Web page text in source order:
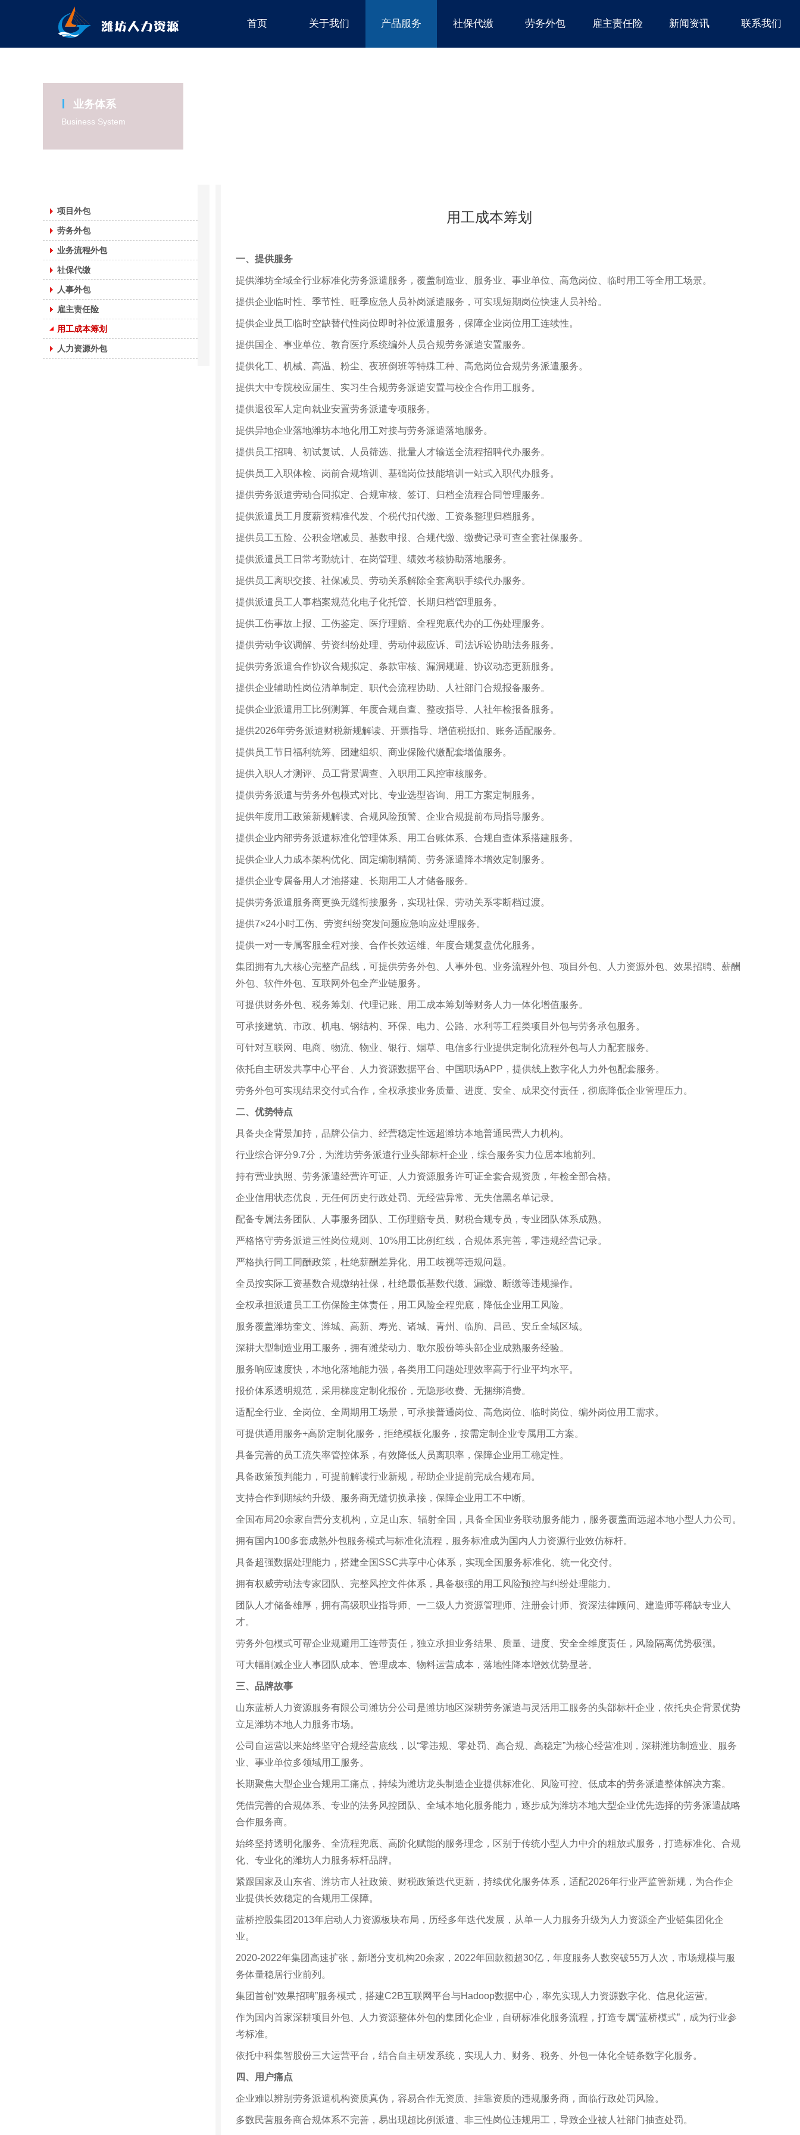
首页 关于我们 产品服务 社保代缴 劳务外包 雇主责任险 新闻资讯 联系我们
业务体系
Business System
项目外包
劳务外包
业务流程外包
社保代缴
人事外包
雇主责任险
用工成本筹划
人力资源外包
用工成本筹划
一、提供服务
提供潍坊全域全行业标准化劳务派遣服务，覆盖制造业、服务业、事业单位、高危岗位、临时用工等全用工场景。
提供企业临时性、季节性、旺季应急人员补岗派遣服务，可实现短期岗位快速人员补给。
提供企业员工临时空缺替代性岗位即时补位派遣服务，保障企业岗位用工连续性。
提供国企、事业单位、教育医疗系统编外人员合规劳务派遣安置服务。
提供化工、机械、高温、粉尘、夜班倒班等特殊工种、高危岗位合规劳务派遣服务。
提供大中专院校应届生、实习生合规劳务派遣安置与校企合作用工服务。
提供退役军人定向就业安置劳务派遣专项服务。
提供异地企业落地潍坊本地化用工对接与劳务派遣落地服务。
提供员工招聘、初试复试、人员筛选、批量人才输送全流程招聘代办服务。
提供员工入职体检、岗前合规培训、基础岗位技能培训一站式入职代办服务。
提供劳务派遣劳动合同拟定、合规审核、签订、归档全流程合同管理服务。
提供派遣员工月度薪资精准代发、个税代扣代缴、工资条整理归档服务。
提供员工五险、公积金增减员、基数申报、合规代缴、缴费记录可查全套社保服务。
提供派遣员工日常考勤统计、在岗管理、绩效考核协助落地服务。
提供员工离职交接、社保减员、劳动关系解除全套离职手续代办服务。
提供派遣员工人事档案规范化电子化托管、长期归档管理服务。
提供工伤事故上报、工伤鉴定、医疗理赔、全程兜底代办的工伤处理服务。
提供劳动争议调解、劳资纠纷处理、劳动仲裁应诉、司法诉讼协助法务服务。
提供劳务派遣合作协议合规拟定、条款审核、漏洞规避、协议动态更新服务。
提供企业辅助性岗位清单制定、职代会流程协助、人社部门合规报备服务。
提供企业派遣用工比例测算、年度合规自查、整改指导、人社年检报备服务。
提供2026年劳务派遣财税新规解读、开票指导、增值税抵扣、账务适配服务。
提供员工节日福利统筹、团建组织、商业保险代缴配套增值服务。
提供入职人才测评、员工背景调查、入职用工风控审核服务。
提供劳务派遣与劳务外包模式对比、专业选型咨询、用工方案定制服务。
提供年度用工政策新规解读、合规风险预警、企业合规提前布局指导服务。
提供企业内部劳务派遣标准化管理体系、用工台账体系、合规自查体系搭建服务。
提供企业人力成本架构优化、固定编制精简、劳务派遣降本增效定制服务。
提供企业专属备用人才池搭建、长期用工人才储备服务。
提供劳务派遣服务商更换无缝衔接服务，实现社保、劳动关系零断档过渡。
提供7×24小时工伤、劳资纠纷突发问题应急响应处理服务。
提供一对一专属客服全程对接、合作长效运维、年度合规复盘优化服务。
集团拥有九大核心完整产品线，可提供劳务外包、人事外包、业务流程外包、项目外包、人力资源外包、效果招聘、薪酬
外包、软件外包、互联网外包全产业链服务。
可提供财务外包、税务筹划、代理记账、用工成本筹划等财务人力一体化增值服务。
可承接建筑、市政、机电、钢结构、环保、电力、公路、水利等工程类项目外包与劳务承包服务。
可针对互联网、电商、物流、物业、银行、烟草、电信多行业提供定制化流程外包与人力配套服务。
依托自主研发共享中心平台、人力资源数据平台、中国职场APP ，提供线上数字化人力外包配套服务。
劳务外包可实现结果交付式合作，全权承接业务质量、进度、安全、成果交付责任，彻底降低企业管理压力。
二、优势特点
具备央企背景加持，品牌公信力、经营稳定性远超潍坊本地普通民营人力机构。
行业综合评分9.7分，为潍坊劳务派遣行业头部标杆企业，综合服务实力位居本地前列。
持有营业执照、劳务派遣经营许可证、人力资源服务许可证全套合规资质，年检全部合格。
企业信用状态优良，无任何历史行政处罚、无经营异常、无失信黑名单记录。
配备专属法务团队、人事服务团队、工伤理赔专员、财税合规专员，专业团队体系成熟。
严格恪守劳务派遣三性岗位规则、 10%用工比例红线，合规体系完善，零违规经营记录。
严格执行同工同酬政策，杜绝薪酬差异化、用工歧视等违规问题。
全员按实际工资基数合规缴纳社保，杜绝最低基数代缴、漏缴、断缴等违规操作。
全权承担派遣员工工伤保险主体责任，用工风险全程兜底，降低企业用工风险。
服务覆盖潍坊奎文、潍城、高新、寿光、诸城、青州、临朐、昌邑、安丘全域区域。
深耕大型制造业用工服务，拥有潍柴动力、歌尔股份等头部企业成熟服务经验。
服务响应速度快，本地化落地能力强，各类用工问题处理效率高于行业平均水平。
报价体系透明规范，采用梯度定制化报价，无隐形收费、无捆绑消费。
适配全行业、全岗位、全周期用工场景，可承接普通岗位、高危岗位、临时岗位、编外岗位用工需求。
可提供通用服务+高阶定制化服务，拒绝模板化服务，按需定制企业专属用工方案。
具备完善的员工流失率管控体系，有效降低人员离职率，保障企业用工稳定性。
具备政策预判能力，可提前解读行业新规，帮助企业提前完成合规布局。
支持合作到期续约升级、服务商无缝切换承接，保障企业用工不中断。
全国布局20余家自营分支机构，立足山东、辐射全国，具备全国业务联动服务能力，服务覆盖面远超本地小型人力公司。
拥有国内100多套成熟外包服务模式与标准化流程，服务标准成为国内人力资源行业效仿标杆。
具备超强数据处理能力，搭建全国 SSC共享中心体系，实现全国服务标准化、统一化交付。
拥有权威劳动法专家团队、完整风控文件体系，具备极强的用工风险预控与纠纷处理能力。
团队人才储备雄厚，拥有高级职业指导师、一二级人力资源管理师、注册会计师、资深法律顾问、建造师等稀缺专业人
才。
劳务外包模式可帮企业规避用工连带责任，独立承担业务结果、质量、进度、安全全维度责任，风险隔离优势极强。
可大幅削减企业人事团队成本、管理成本、物料运营成本，落地性降本增效优势显著。
三、品牌故事
山东蓝桥人力资源服务有限公司潍坊分公司是潍坊地区深耕劳务派遣与灵活用工服务的头部标杆企业，依托央企背景优势
立足潍坊本地人力服务市场。
公司自运营以来始终坚守合规经营底线，以“零违规、零处罚、高合规、高稳定”为核心经营准则，深耕潍坊制造业、服务
业、事业单位多领域用工服务。
长期聚焦大型企业合规用工痛点，持续为潍坊龙头制造企业提供标准化、风险可控、低成本的劳务派遣整体解决方案。
凭借完善的合规体系、专业的法务风控团队、全域本地化服务能力，逐步成为潍坊本地大型企业优先选择的劳务派遣战略
合作服务商。
始终坚持透明化服务、全流程兜底、高阶化赋能的服务理念，区别于传统小型人力中介的粗放式服务，打造标准化、合规
化、专业化的潍坊人力服务标杆品牌。
紧跟国家及山东省、潍坊市人社政策、财税政策迭代更新，持续优化服务体系，适配2026年行业严监管新规，为合作企
业提供长效稳定的合规用工保障。
蓝桥控股集团 2013年启动人力资源板块布局，历经多年迭代发展，从单一人力服务升级为人力资源全产业链集团化企
业。
2020-2022年集团高速扩张，新增分支机构20余家， 2022年回款额超30亿，年度服务人数突破55万人次，市场规模与服
务体量稳居行业前列。
集团首创 “效果招聘”服务模式，搭建C2B互联网平台与Hadoop数据中心，率先实现人力资源数字化、信息化运营。
作为国内首家深耕项目外包、人力资源整体外包的集团化企业，自研标准化服务流程，打造专属“蓝桥模式” ，成为行业参
考标准。
依托中科集智股份三大运营平台，结合自主研发系统，实现人力、财务、税务、外包一体化全链条数字化服务。
四、用户痛点
企业难以辨别劳务派遣机构资质真伪，容易合作无资质、挂靠资质的违规服务商，面临行政处罚风险。
多数民营服务商合规体系不完善，易出现超比例派遣、非三性岗位违规用工，导致企业被人社部门抽查处罚。